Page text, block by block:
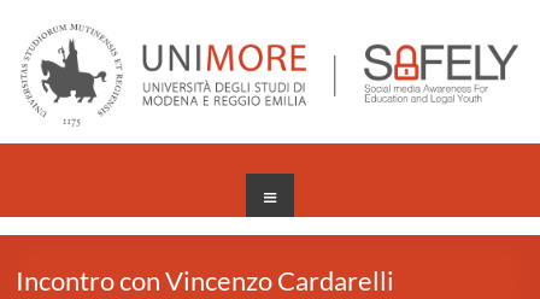
contenuto
Menu
Incontro con Vincenzo Cardarelli